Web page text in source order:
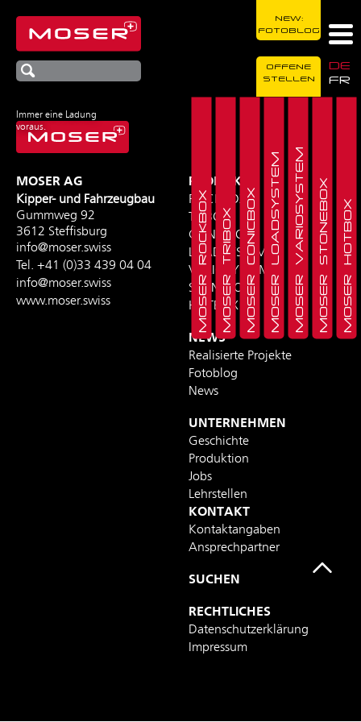
Immer eine Ladung
voraus.
DE
FR
NEW:
FOTOBLOG
OFFENE
STELLEN
MOSER ROCKBOXMOSER TRIBOXMOSER CONICBOXMOSER LOADSYSTEMMOSER VARIOSYSTEMMOSER STONEBOXMOSER HOTBOX
MOSER AG
Kipper- und Fahrzeugbau
Gummweg 92
3612 Steffisburg
info@moser.swiss
Tel. +41 (0)33 439 04 04
info@moser.swiss
www.moser.swiss
PRODUKTE
ROCKBOX
TRIBOX
CONICBOX
LOADSYSTEM
VARIOSYSTEM
STONEBOX
HOTBOX
NEWS
Realisierte Projekte
Fotoblog
News
UNTERNEHMEN
Geschichte
Produktion
Jobs
Lehrstellen
KONTAKT
Kontaktangaben
Ansprechpartner
SUCHEN
RECHTLICHES
Datenschutzerklärung
Impressum